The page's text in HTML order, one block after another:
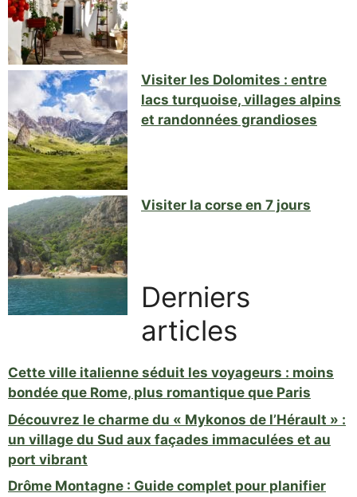
Visiter les Dolomites : entre
lacs turquoise, villages alpins
et randonnées grandioses
Visiter la corse en 7 jours
Derniers
articles
Cette ville italienne séduit les voyageurs : moins
bondée que Rome, plus romantique que Paris
Découvrez le charme du « Mykonos de l’Hérault » :
un village du Sud aux façades immaculées et au
port vibrant
Drôme Montagne : Guide complet pour planifier